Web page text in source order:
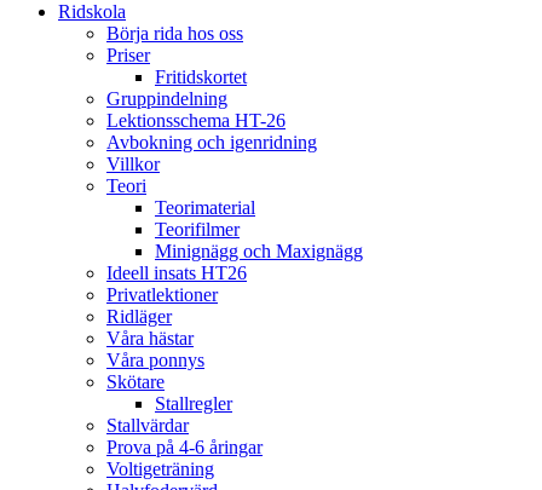
Ridskola
Börja rida hos oss
Priser
Fritidskortet
Gruppindelning
Lektionsschema HT-26
Avbokning och igenridning
Villkor
Teori
Teorimaterial
Teorifilmer
Minignägg och Maxignägg
Ideell insats HT26
Privatlektioner
Ridläger
Våra hästar
Våra ponnys
Skötare
Stallregler
Stallvärdar
Prova på 4-6 åringar
Voltigeträning